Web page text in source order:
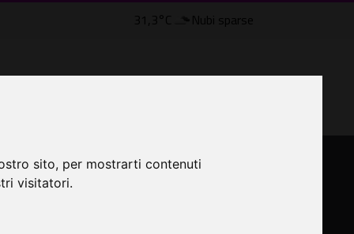
sito, per mostrarti contenuti
visitatori.
31,3°C Nubi sparse